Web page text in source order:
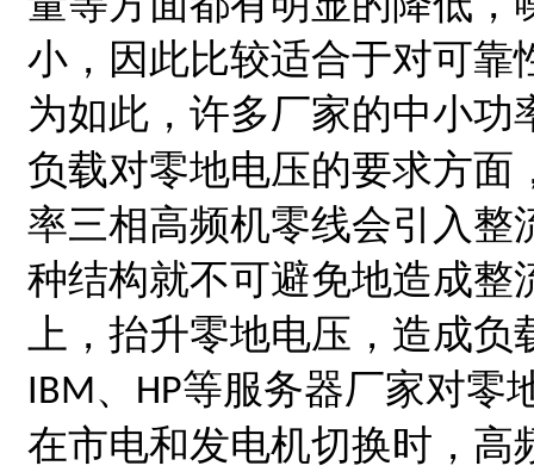
小，因此比较适合于对可靠
为如此，许多厂家的中小功
负载对零地电压的要求
率三相高频机零线会引入整
种结构就不可避免地造成整
上，抬升零地电压，造成
IBM、 HP等服务器厂家对零
在市电和发电机切换时，高